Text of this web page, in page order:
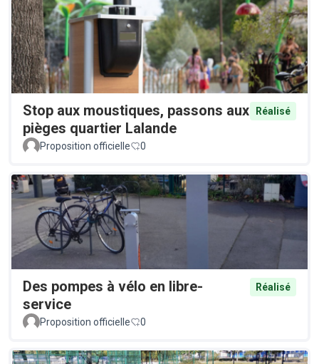
Stop aux moustiques, passons aux
pièges quartier Lalande
Réalisé
Proposition officielle 0
Des pompes à vélo en libre-
service
Réalisé
Proposition officielle 0